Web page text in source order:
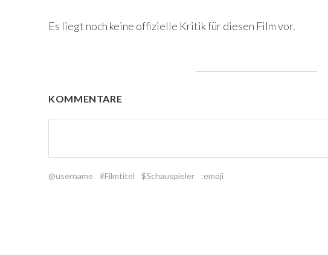
Es liegt noch keine offizielle Kritik für diesen Film vor.
KOMMENTARE
@username #Filmtitel $Schauspieler :emoji